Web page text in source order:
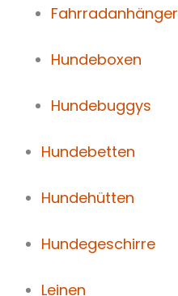
Fahrradanhänger
Hundeboxen
Hundebuggys
Hundebetten
Hundehütten
Hundegeschirre
Leinen